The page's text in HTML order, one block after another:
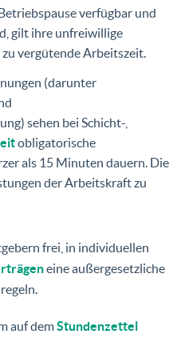
verfügbar und
gilt ihre unfreiwillige
vergütende Arbeitszeit.
(darunter
sehen bei Schicht-,
obligatorische
als 15 Minuten dauern. Die
der Arbeitskraft zu
frei, in individuellen
eine außergesetzliche
auf demStundenzettel